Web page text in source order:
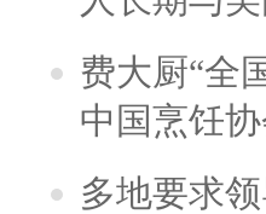
费大厨“全
中国烹饪
多地要求